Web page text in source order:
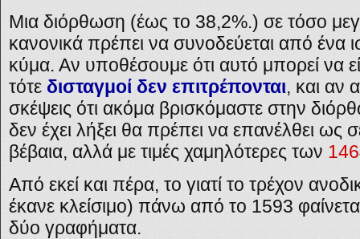
Μια διόρθωση (έως το 38,2%.) σε τόσο
κανονικά πρέπει να συνοδεύεται από ένα
κύμα. Αν υποθέσουμε ότι αυτό μπορεί να
τότε δισταγμοί δεν επιτρέπονται, και αν
σκέψεις ότι ακόμα βρισκόμαστε στην
δεν έχει λήξει θα πρέπει να επανέλθει ως
βέβαια, αλλά με τιμές χαμηλότερες των
Από εκεί και πέρα, το γιατί το τρέχον
έκανε κλείσιμο) πάνω από το 1593
δύο γραφήματα.